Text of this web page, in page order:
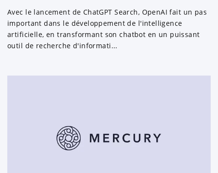
entreprises afin de les aider à réussir dès le
départ et d'assurer leur bon fonctionnement. Vous
souhaitez ouvrir une société offshore dès
maintenant ? Remplissez le formulaire de contact!
Ouvrir une entreprise à l'étranger -
dans n'importe quel pays sur les quatre continents.
Nos experts locaux en droit, en comptabilité et en
finance vous aideront à mettre en place votre
Avec le lancement de ChatGPT Search, OpenAI fait un pas
important dans le développement de l'intelligence
artificielle, en transformant son chatbot en un puissant
outil de recherche d'informati...